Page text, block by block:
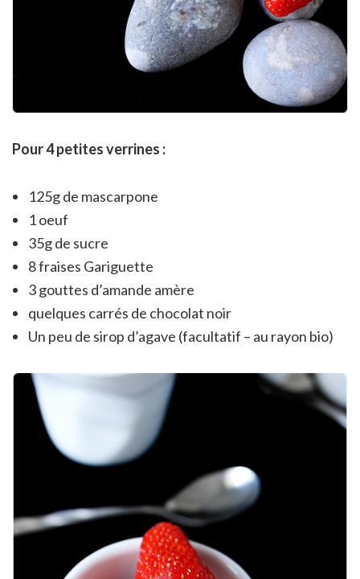
Pour 4 petites verrines :
125g de mascarpone
1 oeuf
35g de sucre
8 fraises Gariguette
3 gouttes d’amande amère
quelques carrés de chocolat noir
Un peu de sirop d’agave (facultatif – au rayon bio)